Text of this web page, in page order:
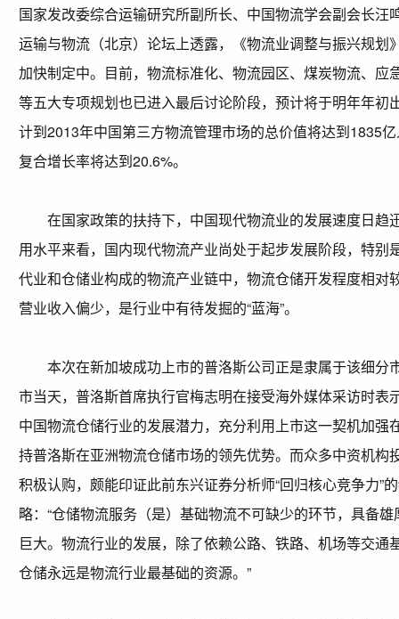
国家发改委综合运输研究所副所长、中国物流学会副会长汪
运输与物流（北京）论坛上透露，《物流业调整与振兴规划
加快制定中。目前，物流标准化、物流园区、煤炭物流、应
等五大专项规划也已进入最后讨论阶段，预计将于明年年初
计到2013年中国第三方物流管理市场的总价值将达到1835
复合增长率将达到20.6%。
在国家政策的扶持下，中国现代物流业的发展速度日趋
用水平来看，国内现代物流产业尚处于起步发展阶段，特别
代业和仓储业构成的物流产业链中，物流仓储开发程度相对
营业收入偏少，是行业中有待发掘的“蓝海”。
本次在新加坡成功上市的普洛斯公司正是隶属于该细分
市当天，普洛斯首席执行官梅志明在接受海外媒体采访时表
中国物流仓储行业的发展潜力，充分利用上市这一契机加强
持普洛斯在亚洲物流仓储市场的领先优势。而众多中资机构
积极认购，颇能印证此前东兴证券分析师“回归核心竞争力”
略：“仓储物流服务（是）基础物流不可缺少的环节，具备
巨大。物流行业的发展，除了依赖公路、铁路、机场等交通
仓储永远是物流行业最基础的资源。”